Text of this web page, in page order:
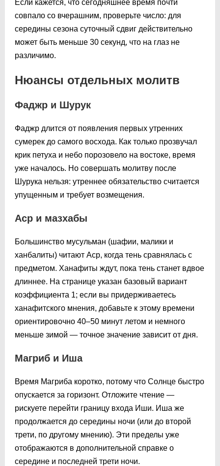
Если кажется, что сегодняшнее время почти
совпало со вчерашним, проверьте число: для
середины сезона суточный сдвиг действительно
может быть меньше 30 секунд, что на глаз не
различимо.
Нюансы отдельных молитв
Фаджр и Шурук
Фаджр длится от появления первых утренних
сумерек до самого восхода. Как только прозвучал
крик петуха и небо порозовело на востоке, время
уже началось. Но совершать молитву после
Шурука нельзя: утреннее обязательство считается
упущенным и требует возмещения.
Аср и мазхабы
Большинство мусульман (шафии, малики и
ханбалиты) читают Аср, когда тень сравнялась с
предметом. Ханафиты ждут, пока тень станет вдвое
длиннее. На странице указан базовый вариант
коэффициента 1; если вы придерживаетесь
ханафитского мнения, добавьте к этому времени
ориентировочно 40–50 минут летом и немного
меньше зимой — точное значение зависит от дня.
Магриб и Иша
Время Магриба коротко, потому что Солнце быстро
опускается за горизонт. Отложите чтение —
рискуете перейти границу входа Иши. Иша же
продолжается до середины ночи (или до второй
трети, по другому мнению). Эти пределы уже
отображаются в дополнительной справке о
середине и последней трети ночи.